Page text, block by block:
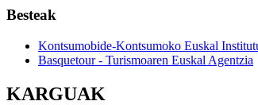
Besteak
Kontsumobide-Kontsumoko Euskal
Basquetour - Turismoaren Euskal Agentzia
KARGUAK